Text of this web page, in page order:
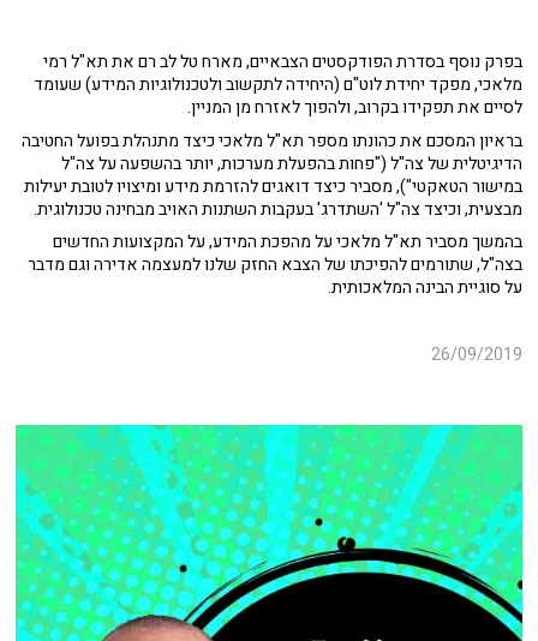
בפרק נוסף בסדרת הפודקסטים הצבאיים, מארח טל לב רם את תא"ל רמי
מלאכי, מפקד יחידת לוט"ם (היחידה לתקשוב ולטכנולוגיות המידע) שעומד
לסיים את תפקידו בקרוב, ולהפוך לאזרח מן המניין.
בראיון המסכם את כהונתו מספר תא"ל מלאכי כיצד מתנהלת בפועל החטיבה
הדיגיטלית של צה"ל ("פחות בהפעלת מערכות, יותר בהשפעה על צה"ל
במישור הטאקטי"), מסביר כיצד דואגים להזרמת מידע ומיצויו לטובת יעילות
מבצעית, וכיצד צה"ל 'השתדרג' בעקבות השתנות האויב מבחינה טכנולוגית.
בהמשך מסביר תא"ל מלאכי על מהפכת המידע, על המקצועות החדשים
בצה"ל, שתורמים להפיכתו של הצבא החזק שלנו למעצמה אדירה וגם מדבר
על סוגיית הבינה המלאכותית.
26/09/2019